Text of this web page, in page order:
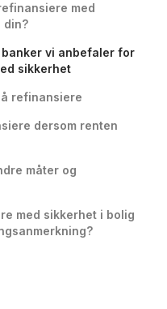
med
din?
banker vi anbefaler for
sikkerhet
refinansiere
dersom renten
måter og
med sikkerhet i bolig